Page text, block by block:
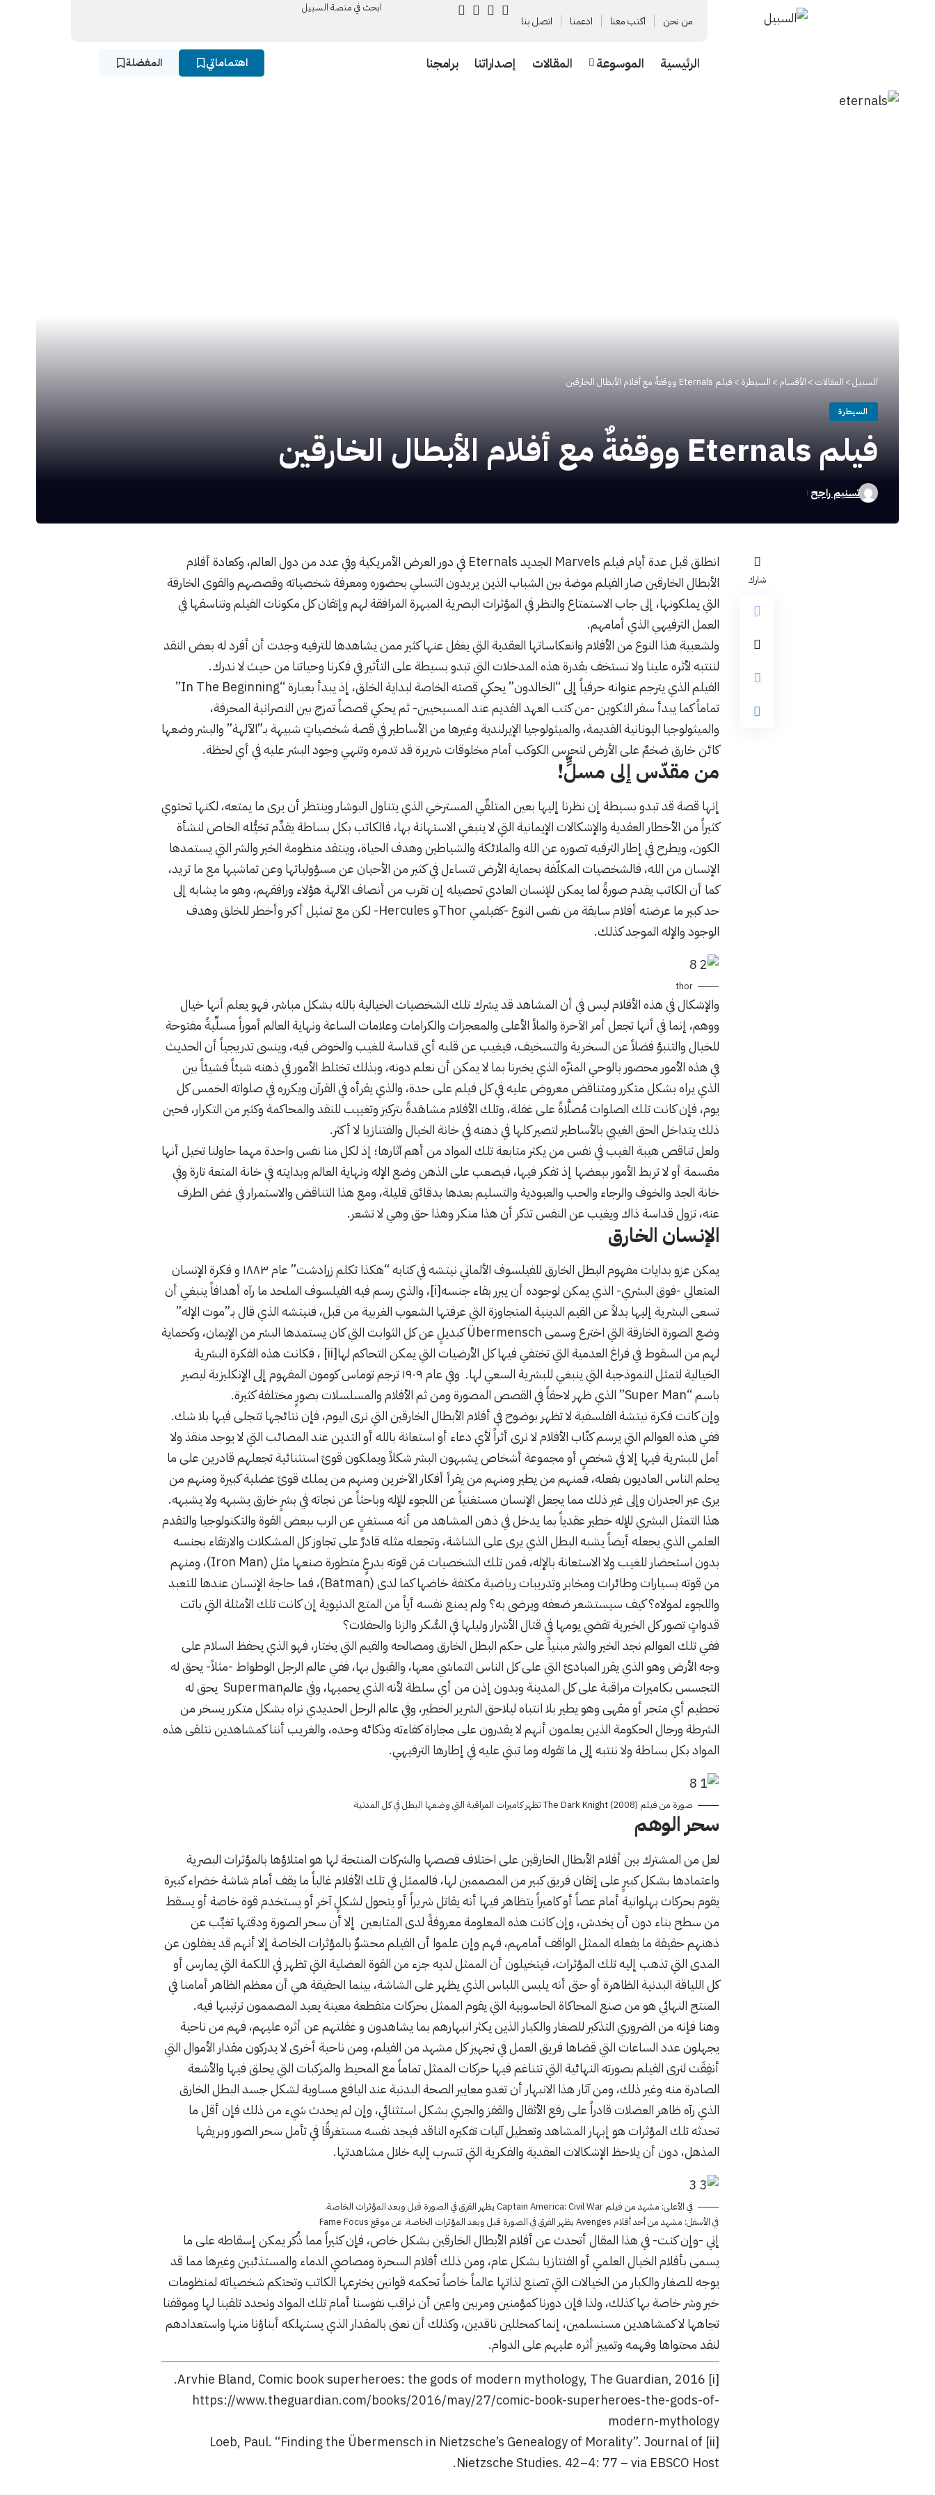
من نحن اكتب معنا ادعمنا اتصل بنا
ابحث في منصة السـبيل
الرئيسية الموسوعة المقالات إصداراتنا برامجنا اهتماماتي المفضلة
السبيل> المقالات > الأقسام > السيطرة > فيلم Eternals ووقفةٌ مع أفلام الأبطال الخارقين
السيطرة
فيلم Eternals ووقفةٌ مع أفلام الأبطال الخارقين
تسنيم راجح
شارك
انطلق قبل عدة أيام فيلم Marvels الجديد Eternals في دور العرض الأمريكية وفي عدد من دول العالم، وكعادة أفلام
الأبطال الخارقين صار الفيلم موضة بين الشباب الذين يريدون التسلي بحضوره ومعرفة شخصياته وقصصهم والقوى الخارقة
التي يملكونها، إلى جاب الاستمتاع والنظر في المؤثرات البصرية المبهرة المرافقة لهم وإتقان كل مكونات الفيلم وتناسقها في
العمل الترفيهي الذي أمامهم.
ولشعبية هذا النوع من الأفلام وانعكاساتها العقدية التي يغفل عنها كثير ممن يشاهدها للترفيه وجدت أن أفرد له بعض النقد
لننتبه لأثره علينا ولا نستخف بقدرة هذه المدخلات التي تبدو بسيطة على التأثير في فكرنا وحياتنا من حيث لا ندرك.
الفيلم الذي يترجم عنوانه حرفياً إلى “الخالدون” يحكي قصته الخاصة لبداية الخلق، إذ يبدأ بعبارة “In The Beginning”
تماماً كما يبدأ سفر التكوين -من كتب العهد القديم عند المسيحيين- ثم يحكي قصصاً تمزج بين النصرانية المحرفة،
والميثولوجيا اليونانية القديمة، والميثولوجيا الإيرلندية وغيرها من الأساطير في قصة شخصياتٍ شبيهة بـ”الآلهة” والبشر وضعها
كائن خارق ضخمٌ على الأرض لتحرس الكوكب أمام مخلوقات شريرة قد تدمره وتنهي وجود البشر عليه في أي لحظة.
من مقدّس إلى مسلٍّ!
إنها قصة قد تبدو بسيطة إن نظرنا إليها بعين المتلقّي المسترخي الذي يتناول البوشار وينتظر أن يرى ما يمتعه، لكنها تحتوي
كثيراً من الأخطار العقدية والإشكالات الإيمانية التي لا ينبغي الاستهانة بها، فالكاتب بكل بساطة يقدِّم تخيُّله الخاص لنشأة
الكون، ويطرح في إطار الترفيه تصوره عن الله والملائكة والشياطين وهدف الحياة، وينتقد منظومة الخير والشر التي يستمدها
الإنسان من الله، فالشخصيات المكلّفة بحماية الأرض تتساءل في كثير من الأحيان عن مسؤولياتها وعن تماشيها مع ما تريد،
كما أن الكاتب يقدم صورةً لما يمكن للإنسان العادي تحصيله إن تقرب من أنصاف الآلهة هؤلاء ورافقهم، وهو ما يشابه إلى
حد كبير ما عرضته أفلام سابقة من نفس النوع -كفيلمي Thorو Hercules- لكن مع تمثيل أكبر وأخطر للخلق وهدف
الوجود والإله الموجد كذلك.
thor
والإشكال في هذه الأفلام ليس في أن المشاهد قد يشرك تلك الشخصيات الخيالية بالله بشكل مباشر، فهو يعلم أنها خيال
ووهم، إنما في أنها تجعل أمر الآخرة والملأ الأعلى والمعجزات والكرامات وعلامات الساعة ونهاية العالم أموراً مسلِّيةً مفتوحة
للخيال والتنبؤ فضلاً عن السخرية والتسخيف، فيغيب عن قلبه أي قداسة للغيب والخوض فيه، وينسى تدريجياً أن الحديث
في هذه الأمور محصور بالوحي المنزّه الذي يخبرنا بما لا يمكن أن نعلم دونه، وبذلك تختلط الأمور في ذهنه شيئاً فشيئاً بين
الذي يراه بشكل متكرر ومتناقض معروض عليه في كل فيلم على حدة، والذي يقرأه في القرآن ويكرره في صلواته الخمس كل
يوم، فإن كانت تلك الصلوات مُصلَّاةً على غفلة، وتلك الأفلام مشاهَدةً بتركيز وتغييب للنقد والمحاكمة وكثير من التكرار، فحين
ذلك يتداخل الحق الغيبي بالأساطير لتصير كلها في ذهنه في خانة الخيال والفتنازيا لا أكثر.
ولعل تناقص هيبة الغيب في نفس من يكثر متابعة تلك المواد من أهم آثارها؛ إذ لكل منا نفس واحدة مهما حاولنا تخيل أنها
مقسمة أو لا تربط الأمور ببعضها إذ تفكر فيها، فيصعب على الذهن وضع الإله ونهاية العالم وبدايته في خانة المتعة تارة وفي
خانة الجد والخوف والرجاء والحب والعبودية والتسليم بعدها بدقائق قليلة، ومع هذا التناقض والاستمرار في غض الطرف
عنه، تزول قداسة ذاك ويغيب عن النفس تذكر أن هذا منكر وهذا حق وهي لا تشعر.
الإنسان الخارق
يمكن عزو بدايات مفهوم البطل الخارق للفيلسوف الألماني نيتشه في كتابه “هكذا تكلم زرادشت” عام ١٨٨٣ و فكرة الإنسان
المتعالي -فوق البشري- الذي يمكن لوجوده أن يبرر بقاء جنسه[i] ، والذي رسم فيه الفيلسوف الملحد ما رآه أهدافاً ينبغي أن
تسعى البشرية إليها بدلاً عن القيم الدينية المتجاوزة التي عرفتها الشعوب الغربية من قبل، فنيتشه الذي قال بـ”موت الإله”
وضع الصورة الخارقة التي اخترع وسمى Übermensch كبديلٍ عن كل الثوابت التي كان يستمدها البشر من الإيمان، وكحماية
لهم من السقوط في فراغ العدمية التي تختفي فيها كل الأرضيات التي يمكن التحاكم لها[ii]
، فكانت هذه الفكرة البشرية
الخيالية لتمثل النموذجية التي ينبغي للبشرية السعي لها. وفي عام ١٩٠٩ ترجم توماس كومون المفهوم إلى الإنكليزية ليصير
باسم “Super Man” الذي ظهر لاحقاً في القصص المصورة ومن ثم الأفلام والمسلسلات بصورٍ مختلفة كثيرة.
وإن كانت فكرة نيتشة الفلسفية لا تظهر بوضوح في أفلام الأبطال الخارقين التي نرى اليوم، فإن نتائجها تتجلى فيها بلا شك.
ففي هذه العوالم التي يرسم كتّاب الأفلام لا نرى أثراً لأي دعاء أو استعانة بالله أو التدين عند المصائب التي لا يوجد منقذ ولا
أمل للبشرية فيها إلا في شخصٍ أو مجموعة أشخاص يشبهون البشر شكلاً ويملكون قوىً استثنائية تجعلهم قادرين على ما
يحلم الناس العاديون بفعله، فمنهم من يطير ومنهم من يقرأ أفكار الآخرين ومنهم من يملك قوىً عضلية كبيرة ومنهم من
يرى عبر الجدران وإلى غير ذلك مما يجعل الإنسان مستغنياً عن اللجوء للإله وباحثاً عن نجاته في بشرٍ خارق يشبهه ولا يشبهه.
هذا التمثل البشري للإله خطير عقدياً بما يدخل في ذهن المشاهد من أنه مستغنٍ عن الرب ببعض القوة والتكنولوجيا والتقدم
العلمي الذي يجعله أيضاً يشبه البطل الذي يرى على الشاشة، وتجعله مثله قادرٌ على تجاوز كل المشكلات والارتقاء بجنسه
بدون استحضار للغيب ولا الاستعانة بالإله، فمن تلك الشخصيات مَن قوته بدرعٍ متطورة صنعها مثل (Iron Man)، ومنهم
من قوته بسيارات وطائرات ومخابر وتدريبات رياضية مكثفة خاضها كما لدى (Batman)، فما حاجة الإنسان عندها للتعبد
واللجوء لمولاه؟ كيف سيستشعر ضعفه ويرضى به؟ ولم يمنع نفسه أياً من المتع الدنيوية إن كانت تلك الأمثلة التي باتت
قدواتٍ تصور كل الخيرية تقضي يومها في قتال الأشرار وليلها في السُّكر والزنا والحفلات؟
ففي تلك العوالم نجد الخير والشر مبنياً على حكم البطل الخارق ومصالحه والقيم التي يختار، فهو الذي يحفظ السلام على
وجه الأرض وهو الذي يقرر المبادئ التي على كل الناس التماشي معها، والقبول بها، ففي عالم الرجل الوطواط -مثلاً- يحق له
التجسس بكاميرات مراقبة على كل المدينة وبدون إذن من أي سلطة لأنه الذي يحميها، وفي عالمSuperman يحق له
تحطيم أي متجر أو مقهى وهو يطير بلا انتباه ليلاحق الشرير الخطير، وفي عالم الرجل الحديدي نراه بشكل متكرر يسخر من
الشرطة ورجال الحكومة الذين يعلمون أنهم لا يقدرون على مجاراة كفاءته وذكائه وحده، والغريب أننا كمشاهدين نتلقى هذه
المواد بكل بساطة ولا ننتبه إلى ما تقوله وما تبني عليه في إطارها الترفيهي.
صورة من فيلم The Dark Knight (2008) تظهر كاميرات المراقبة التي وضعها البطل في كل المدنية
سحر الوهم
لعل من المشترك بين أفلام الأبطال الخارقين على اختلاف قصصها والشركات المنتجة لها هو امتلاؤها بالمؤثرات البصرية
واعتمادها بشكل كبيرٍ على إتقان فريق كبير من المصممين لها، فالممثل في تلك الأفلام غالباً ما يقف أمام شاشة خضراء كبيرة
يقوم بحركات بهلوانية أمام عصاً أو كاميراً يتظاهر فيها أنه يقاتل شريراً أو يتحول لشكلٍ آخر أو يستخدم قوة خاصة أو يسقط
من سطح بناء دون أن يخدش، وإن كانت هذه المعلومة معروفةً لدى المتابعين إلا أن سحر الصورة ودقتها تغيِّب عن
ذهنهم حقيقة ما يفعله الممثل الواقف أمامهم، فهم وإن علموا أن الفيلم محشوٌ بالمؤثرات الخاصة إلا أنهم قد يغفلون عن
المدى التي تذهب إليه تلك المؤثرات، فيتخيلون أن الممثل لديه جزء من القوة العضلية التي تظهر في اللكمة التي يمارس أو
كل اللياقة البدنية الظاهرة أو حتى أنه يلبس اللباس الذي يظهر على الشاشة، بينما الحقيقة هي أن معظم الظاهر أمامنا في
المنتج النهائي هو من صنع المحاكاة الحاسوبية التي يقوم الممثل بحركات متقطعة معينة يعيد المصممون ترتيبها فيه.
وهنا فإنه من الضروري التذكير للصغار والكبار الذين يكثر انبهارهم بما يشاهدون و غفلتهم عن أثره عليهم، فهم من ناحية
يجهلون عدد الساعات التي قضاها فريق العمل في تجهيز كل مشهد من الفيلم، ومن ناحية أخرى لا يدركون مقدار الأموال التي
أنفِقَت لنرى الفيلم بصورته النهائية التي تتناغم فيها حركات الممثل تماماً مع المحيط والمركبات التي يحلق فيها والأشعة
الصادرة منه وغير ذلك، ومن آثار هذا الانبهار أن تغدو معايير الصحة البدنية عند اليافع مساوية لشكل جسد البطل الخارق
الذي رآه ظاهر العضلات قادراً على رفع الأثقال والقفز والجري بشكل استثنائي، وإن لم يحدث شيء من ذلك فإن أقل ما
تحدثه تلك المؤثرات هو إبهار المشاهد وتعطيل آليات تفكيره الناقد فيجد نفسه مستغرقًا في تأمل سحر الصور وبريقها
المذهل، دون أن يلاحظ الإشكالات العقدية والفكرية التي تتسرب إليه خلال مشاهدتها.
في الأعلى: مشهد من فيلم Captain America: Civil War يظهر الفرق في الصورة قبل وبعد المؤثرات الخاصة.
في الأسفل: مشهد من أحد أفلام Avenges يظهر الفرق في الصورة قبل وبعد المؤثرات الخاصة. عن موقع Fame Focus
إني -وإن كنت- في هذا المقال أتحدث عن أفلام الأبطال الخارقين بشكل خاص، فإن كثيراً مما ذُكر يمكن إسقاطه على ما
يسمى بأفلام الخيال العلمي أو الفنتازيا بشكل عام، ومن ذلك أفلام السحرة ومصاصي الدماء والمستذئبين وغيرها مما قد
يوجه للصغار والكبار من الخيالات التي تصنع لذاتها عالماً خاصاً تحكمه قوانين يخترعها الكاتب وتحتكم شخصياته لمنظومات
خير وشر خاصة بها كذلك، ولذا فإن دورنا كمؤمنين ومربين واعين أن نراقب نفوسنا أمام تلك المواد ونحدد تلقينا لها وموقفنا
تجاهها لا كمشاهدين مستسلمين، إنما كمحللين ناقدين، وكذلك أن نعنى بالمقدار الذي يستهلكه أبناؤنا منها واستعدادهم
لنقد محتواها وفهمه وتمييز أثره عليهم على الدوام.
[i]
https://www.theguardian.com/books/2016/may/27/comic-book-superheroes-the-gods-of-
modern-mythology
[ii]
Loeb, Paul. “Finding the Übermensch in Nietzsche’s Genealogy of Morality”. Journal of
Nietzsche Studies. 42–4: 77 – via EBSCO Host.